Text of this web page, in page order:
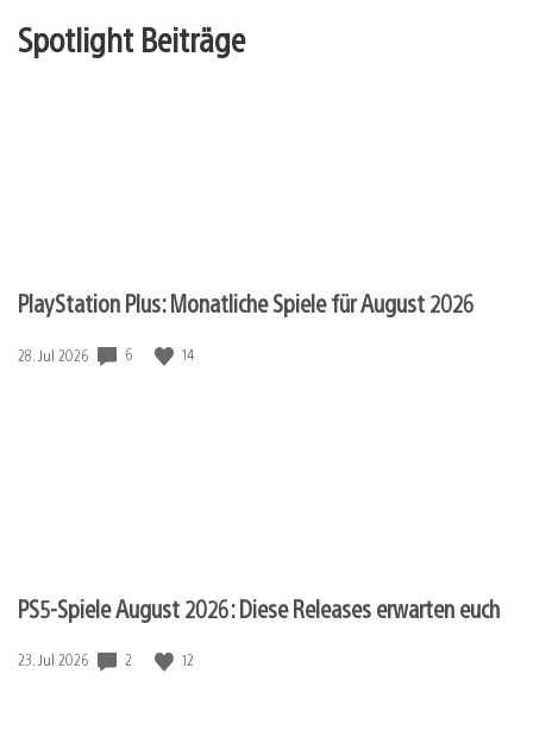
Spotlight Beiträge
PlayStation Plus: Monatliche Spiele für August 2026
Veröffentlichungsdatum:
28. Jul 2026 6 14
PS5-Spiele August 2026: Diese Releases erwarten euch
Veröffentlichungsdatum:
23. Jul 2026 2 12